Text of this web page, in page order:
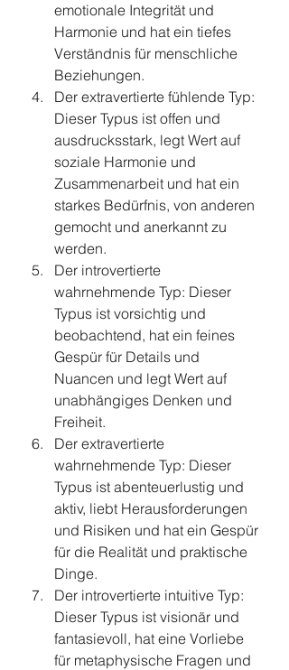
emotionale Integrität und
Harmonie und hat ein tiefes
Verständnis für menschliche
Beziehungen.
Der extravertierte fühlende Typ:
Dieser Typus ist offen und
ausdrucksstark, legt Wert auf
soziale Harmonie und
Zusammenarbeit und hat ein
starkes Bedürfnis, von anderen
gemocht und anerkannt zu
werden.
Der introvertierte
wahrnehmende Typ: Dieser
Typus ist vorsichtig und
beobachtend, hat ein feines
Gespür für Details und
Nuancen und legt Wert auf
unabhängiges Denken und
Freiheit.
Der extravertierte
wahrnehmende Typ: Dieser
Typus ist abenteuerlustig und
aktiv, liebt Herausforderungen
und Risiken und hat ein Gespür
für die Realität und praktische
Dinge.
Der introvertierte intuitive Typ:
Dieser Typus ist visionär und
fantasievoll, hat eine Vorliebe
für metaphysische Fragen und